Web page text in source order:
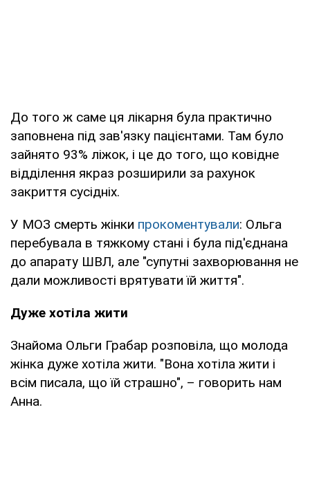
До того ж саме ця лікарня була практично
заповнена під зав'язку пацієнтами. Там було
зайнято 93% ліжок, і це до того, що ковідне
відділення якраз розширили за рахунок
закриття сусідніх.
У МОЗ смерть жінки прокоментували: Ольга
перебувала в тяжкому стані і була під'єднана
до апарату ШВЛ, але "супутні захворювання не
дали можливості врятувати їй життя".
Дуже хотіла жити
Знайома Ольги Грабар розповіла, що молода
жінка дуже хотіла жити. "Вона хотіла жити і
всім писала, що їй страшно", – говорить нам
Анна.